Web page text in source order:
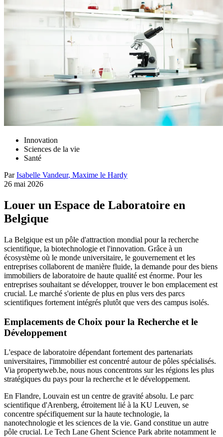
Innovation
Sciences de la vie
Santé
Par Isabelle Vandeur, Maxime le Hardy
26 mai 2026
Louer un Espace de Laboratoire en
Belgique
La Belgique est un pôle d'attraction mondial pour la recherche
scientifique, la biotechnologie et l'innovation. Grâce à un
écosystème où le monde universitaire, le gouvernement et les
entreprises collaborent de manière fluide, la demande pour des biens
immobiliers de laboratoire de haute qualité est énorme. Pour les
entreprises souhaitant se développer, trouver le bon emplacement est
crucial. Le marché s'oriente de plus en plus vers des parcs
scientifiques fortement intégrés plutôt que vers des campus isolés.
Emplacements de Choix pour la Recherche et le
Développement
L'espace de laboratoire dépendant fortement des partenariats
universitaires, l'immobilier est concentré autour de pôles spécialisés.
Via propertyweb.be, nous nous concentrons sur les régions les plus
stratégiques du pays pour la recherche et le développement.
En Flandre, Louvain est un centre de gravité absolu. Le parc
scientifique d'Arenberg, étroitement lié à la KU Leuven, se
concentre spécifiquement sur la haute technologie, la
nanotechnologie et les sciences de la vie. Gand constitue un autre
pôle crucial. Le Tech Lane Ghent Science Park abrite notamment le